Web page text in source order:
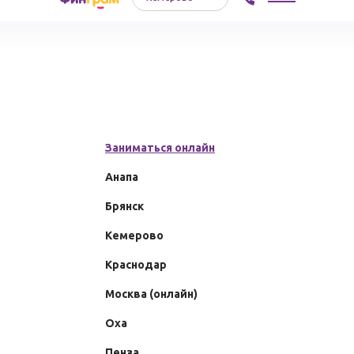
предприниматель»
«ФинГрам»
8-15 лет
Анапа
Брянск
Заниматься онлайн
Москва (онлайн)
Оха
Кемерово
Краснодар